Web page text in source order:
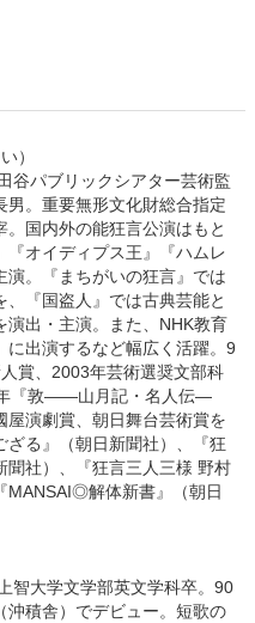
）
谷パブリックシアター芸術監
。重要無形文化財総合指定
国内外の能狂言公演はもと
『オイディプス王』『ハムレ
演。『まちがいの狂言』では
『国盗人』では古典芸能と
出・主演。また、NHK教育
に出演するなど幅広く活躍。9
賞、2003年芸術選奨文部科
『敦――山月記・名人伝―
演劇賞、朝日舞台芸術賞を
る』（朝日新聞社）、『狂
聞社）、『狂言三人三様 野村
MANSAI◎解体新書』（朝日
智大学文学部英文学科卒。90
沖積舎）でデビュー。短歌の